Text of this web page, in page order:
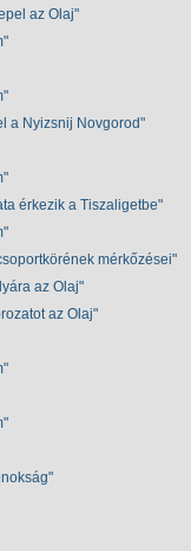
az Olaj
a Nyizsnij Novgorod
érkezik a Tiszaligetbe
mérkőzései
az Olaj
az Olaj